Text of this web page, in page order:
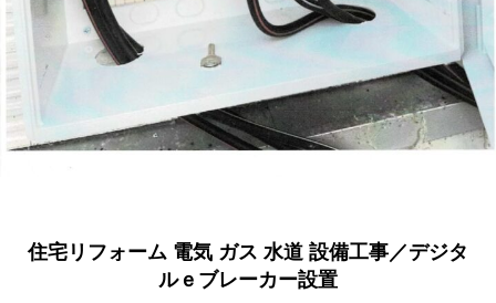
住宅リフォーム 電気 ガス 水道 設備工事／デジタ
ルｅブレーカー設置